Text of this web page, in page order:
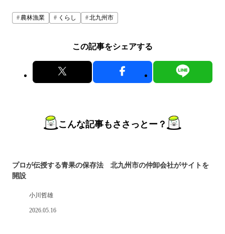
農林漁業 くらし 北九州市
この記事をシェアする
こんな記事もささっとー？
プロが伝授する青果の保存法 北九州市の仲卸会社がサイトを
開設
小川哲雄
2026.05.16